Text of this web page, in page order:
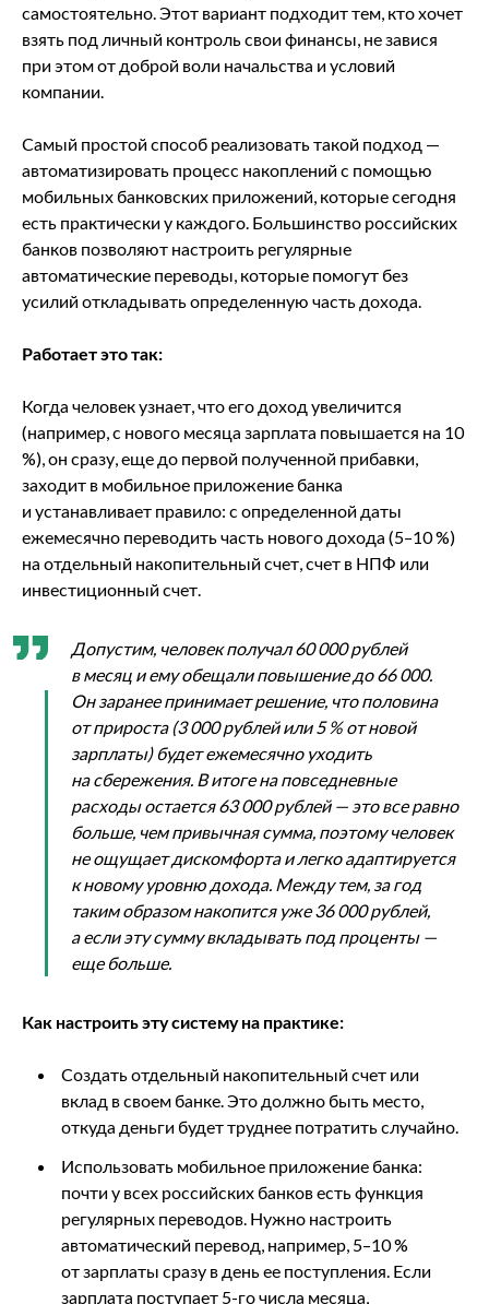
самостоятельно. Этот вариант подходит тем, кто хочет
взять под личный контроль свои финансы, не завися
при этом от доброй воли начальства и условий
компании.
Самый простой способ реализовать такой подход —
автоматизировать процесс накоплений с помощью
мобильных банковских приложений, которые сегодня
есть практически у каждого. Большинство российских
банков позволяют настроить регулярные
автоматические переводы, которые помогут без
усилий откладывать определенную часть дохода.
Работает это так:
Когда человек узнает, что его доход увеличится
(например, с нового месяца зарплата повышается на 10
%), он сразу, еще до первой полученной прибавки,
заходит в мобильное приложение банка
и устанавливает правило: с определенной даты
ежемесячно переводить часть нового дохода (5–10 %)
на отдельный накопительный счет, счет в НПФ или
инвестиционный счет.
Допустим, человек получал 60 000 рублей
в месяц и ему обещали повышение до 66 000.
Он заранее принимает решение, что половина
от прироста (3 000 рублей или 5 % от новой
зарплаты) будет ежемесячно уходить
на сбережения. В итоге на повседневные
расходы остается 63 000 рублей — это все равно
больше, чем привычная сумма, поэтому человек
не ощущает дискомфорта и легко адаптируется
к новому уровню дохода. Между тем, за год
таким образом накопится уже 36 000 рублей,
а если эту сумму вкладывать под проценты —
еще больше.
Как настроить эту систему на практике:
Создать отдельный накопительный счет или
вклад в своем банке. Это должно быть место,
откуда деньги будет труднее потратить случайно.
Использовать мобильное приложение банка:
почти у всех российских банков есть функция
регулярных переводов. Нужно настроить
автоматический перевод, например, 5–10 %
от зарплаты сразу в день ее поступления. Если
зарплата поступает 5-го числа месяца,